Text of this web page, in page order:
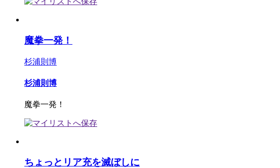
魔拳一発！
杉浦則博
杉浦則博
魔拳一発！
ちょっとリア充を滅ぼしに